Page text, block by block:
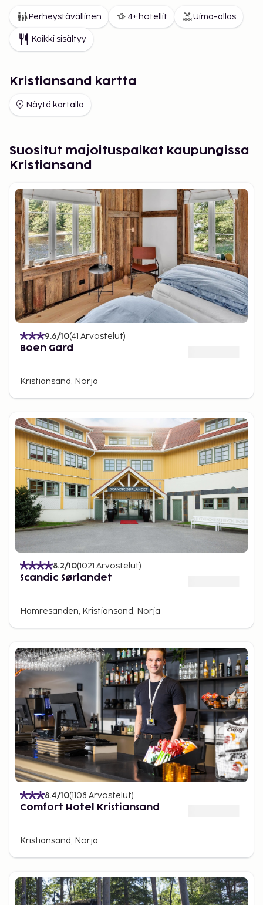
esimerkiksi Bragdøya Blues Festival,
Protestifestivaali, Kulttuuriyö ja Southern
Discomfort. Dark Season -festivaalin vuoro on
Perheystävällinen 4+ hotellit Uima-allas
Kaikki sisältyy
Kristiansand kartta
Näytä kartalla
Suositut majoituspaikat kaupungissa
Kristiansand
9.6/10(41 Arvostelut)
Boen Gard
Kristiansand, Norja
8.2/10(1021 Arvostelut)
Scandic Sørlandet
Hamresanden, Kristiansand, Norja
8.4/10(1108 Arvostelut)
Comfort Hotel Kristiansand
Kristiansand, Norja